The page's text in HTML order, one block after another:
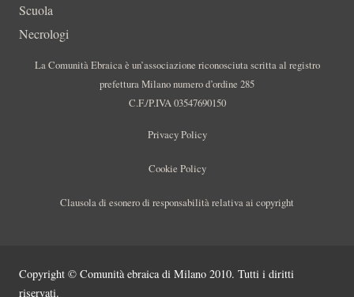
Scuola
Necrologi
La Comunità Ebraica è un’associazione riconosciuta scritta al registro
prefettura Milano numero d’ordine 285
C.F./P.IVA 03547690150
Privacy Policy
Cookie Policy
Clausola di esonero di responsabilità relativa ai copyright
Copyright © Comunità ebraica di Milano 2010. Tutti i diritti
riservati.